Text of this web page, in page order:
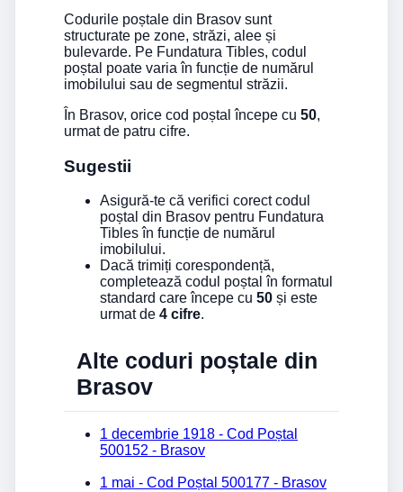
Codurile poștale din Brasov sunt
structurate pe zone, străzi, alee și
bulevarde. Pe Fundatura Tibles, codul
poștal poate varia în funcție de numărul
imobilului sau de segmentul străzii.
În Brasov, orice cod poștal începe cu 50,
urmat de patru cifre.
Sugestii
Asigură-te că verifici corect codul
poștal din Brasov pentru Fundatura
Tibles în funcție de numărul
imobilului.
Dacă trimiți corespondență,
completează codul poștal în formatul
standard care începe cu 50 și este
urmat de 4 cifre.
Alte coduri poștale din
Brasov
1 decembrie 1918 - Cod Poștal
500152 - Brasov
1 mai - Cod Poștal 500177 - Brasov